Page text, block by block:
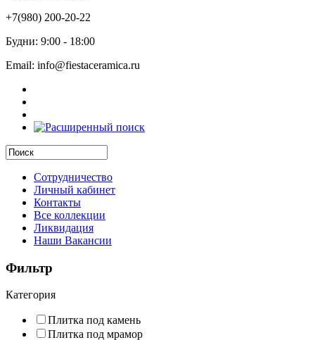
+7(980) 200-20-22
Будни: 9:00 - 18:00
Email: info@fiestaceramica.ru
Сотрудничество
Личный кабинет
Контакты
Все коллекции
Ликвидация
Наши Вакансии
Фильтр
Категория
Плитка под камень
Плитка под мрамор